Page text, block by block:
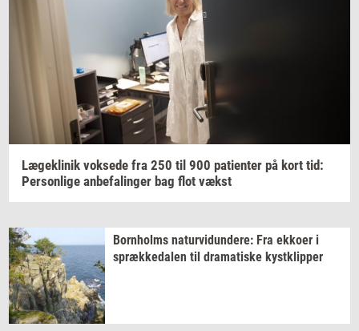
Læge­kli­nik vok­se­de fra 250 til 900 pa­tien­ter på kort tid:
Per­son­li­ge an­be­fa­lin­ger bag flot vækst
Born­holms na­tur­vi­dun­de­re: Fra ek­ko­er i
spræk­ke­da­len til dra­ma­ti­ske kyst­klip­per